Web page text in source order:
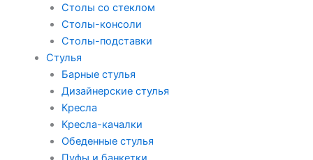
Столы со стеклом
Столы-консоли
Столы-подставки
Стулья
Барные стулья
Дизайнерские стулья
Кресла
Кресла-качалки
Обеденные стулья